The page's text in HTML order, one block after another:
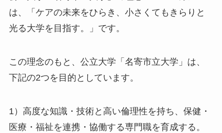
は、「ケアの未来をひらき、小さくてもきらりと
光る大学を目指す。」です。
この理念のもと、公立大学「名寄市立大学」は、
下記の2つを目的としています。
1）高度な知識・技術と高い倫理性を持ち、保健・
医療・福祉を連携・協働する専門職を育成する。